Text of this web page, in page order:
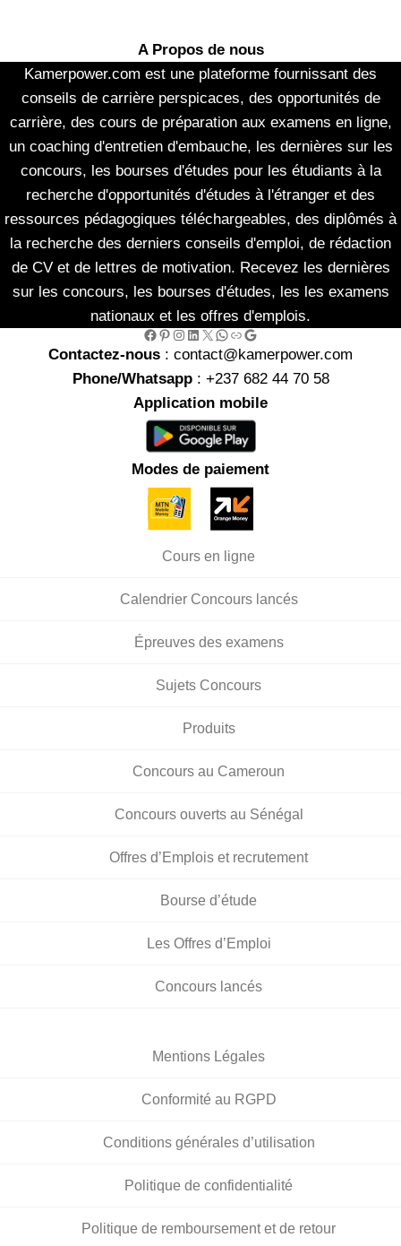
A Propos de nous
Kamerpower.com est une plateforme fournissant des
conseils de carrière perspicaces, des opportunités de
carrière, des cours de préparation aux examens en ligne,
un coaching d'entretien d'embauche, les dernières sur les
concours, les bourses d'études pour les étudiants à la
recherche d'opportunités d'études à l'étranger et des
ressources pédagogiques téléchargeables, des diplômés à
la recherche des derniers conseils d'emploi, de rédaction
de CV et de lettres de motivation. Recevez les dernières
sur les concours, les bourses d'études, les les examens
nationaux et les offres d'emplois.
Facebook Pinterest InstagramLinkedIn X WhatsApp Link Google
Contactez-nous : contact@kamerpower.com
Phone/Whatsapp: +237 682 44 70 58
Application mobile
Modes de paiement
Cours en ligne
Calendrier Concours lancés
Épreuves des examens
Sujets Concours
Produits
Concours au Cameroun
Concours ouverts au Sénégal
Offres d’Emplois et recrutement
Bourse d’étude
Les Offres d’Emploi
Concours lancés
Mentions Légales
Conformité au RGPD
Conditions générales d’utilisation
Politique de confidentialité
Politique de remboursement et de retour